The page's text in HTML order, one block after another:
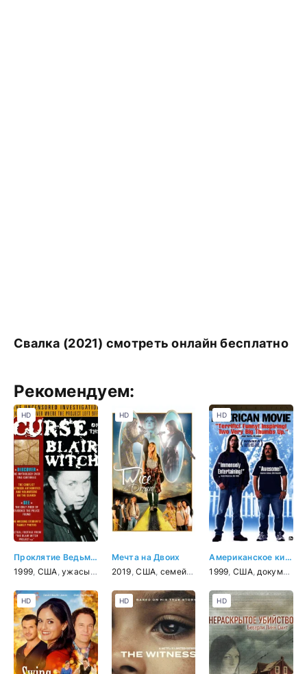
Свалка (2021) смотреть онлайн бесплатно
Рекомендуем:
Проклятие Ведьмы из Блэр
1999 США ,ужасы , триллер
HD
Мечта на Двоих
2019 ,США семейный
HD
Американское кино
1999 США, документальный
HD
HD HD HD